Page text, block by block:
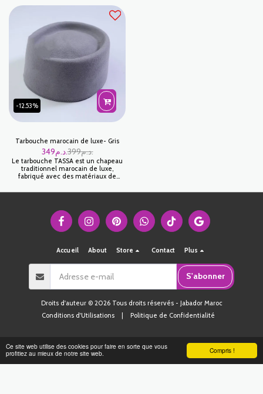
Compris !
Ce site web utilise des cookies pour faire en sorte que vous
profitiez au mieux de notre site web.
-12.53%
Tarbouche marocain de luxe- Gris
399 د.م. 349 د.م.
Le tarbouche TASSA est un chapeau
traditionnel marocain de luxe,
fabriqué avec des matériaux de
Accueil About Store Contact Plus
S'abonner
Droits d'auteur © 2026 Tous droits réservés - Jabador Maroc
Conditions d'Utilisations| Politique de Confidentialité